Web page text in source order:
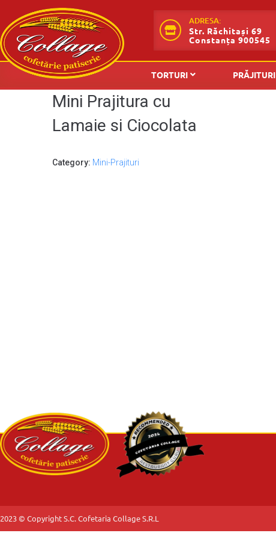
ADRESA:
Str. Răchitași 69
Constanța 900545
TORTURI PRĂJITURI
Mini Prajitura cu
Lamaie si Ciocolata
Category: Mini-Prajituri
2023 © Copyright S.C. Cofetaria Collage S.R.L